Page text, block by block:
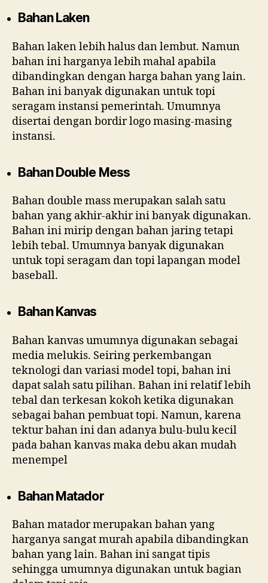
Bahan Laken
Bahan laken lebih halus dan lembut. Namun
bahan ini harganya lebih mahal apabila
dibandingkan dengan harga bahan yang lain.
Bahan ini banyak digunakan untuk topi
seragam instansi pemerintah. Umumnya
disertai dengan bordir logo masing-masing
instansi.
Bahan Double Mess
Bahan double mass merupakan salah satu
bahan yang akhir-akhir ini banyak digunakan.
Bahan ini mirip dengan bahan jaring tetapi
lebih tebal. Umumnya banyak digunakan
untuk topi seragam dan topi lapangan model
baseball.
Bahan Kanvas
Bahan kanvas umumnya digunakan sebagai
media melukis. Seiring perkembangan
teknologi dan variasi model topi, bahan ini
dapat salah satu pilihan. Bahan ini relatif lebih
tebal dan terkesan kokoh ketika digunakan
sebagai bahan pembuat topi. Namun, karena
tektur bahan ini dan adanya bulu-bulu kecil
pada bahan kanvas maka debu akan mudah
menempel
Bahan Matador
Bahan matador merupakan bahan yang
harganya sangat murah apabila dibandingkan
bahan yang lain. Bahan ini sangat tipis
sehingga umumnya digunakan untuk bagian